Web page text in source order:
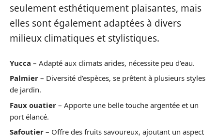
seulement esthétiquement plaisantes, mais
elles sont également adaptées à divers
milieux climatiques et stylistiques.
Yucca – Adapté aux climats arides, nécessite peu d’eau.
Palmier – Diversité d’espèces, se prêtent à plusieurs styles
de jardin.
Faux ouatier – Apporte une belle touche argentée et un
port élancé.
Safoutier – Offre des fruits savoureux, ajoutant un aspect